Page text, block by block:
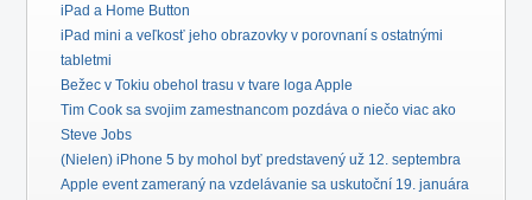
iPad a Home Button
iPad mini a veľkosť jeho obrazovky v porovnaní s ostatnými
tabletmi
Bežec v Tokiu obehol trasu v tvare loga Apple
Tim Cook sa svojim zamestnancom pozdáva o niečo viac ako
Steve Jobs
(Nielen) iPhone 5 by mohol byť predstavený už 12. septembra
Apple event zameraný na vzdelávanie sa uskutoční 19. januára